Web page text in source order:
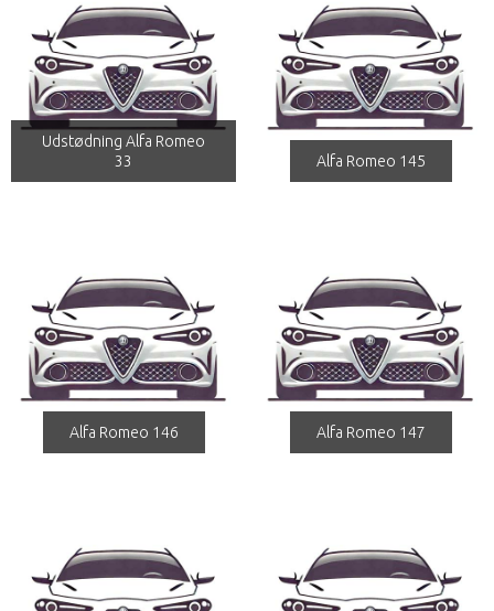
Udstødning Alfa Romeo
33
Alfa Romeo 145
Alfa Romeo 146 Alfa Romeo 147